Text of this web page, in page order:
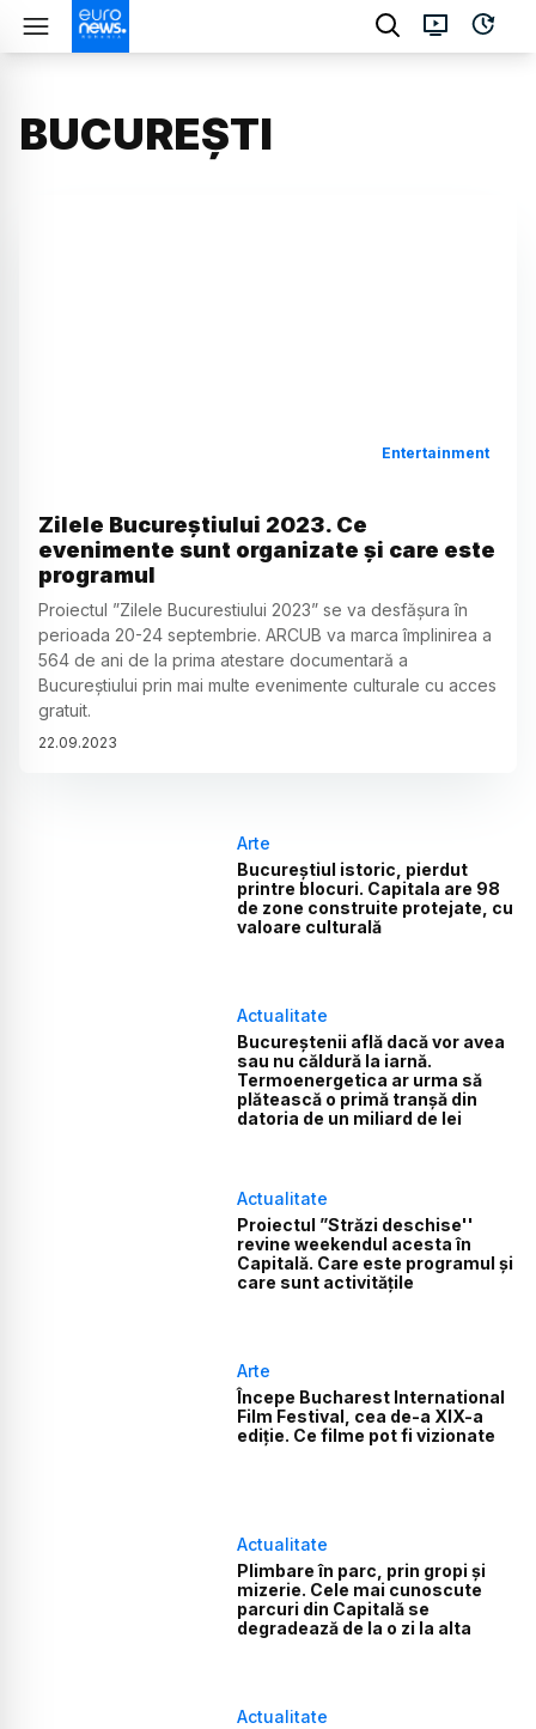
BUCUREȘTI
Entertainment
Zilele Bucureștiului 2023. Ce
evenimente sunt organizate și care este
programul
Proiectul ”Zilele Bucurestiului 2023” se va desfășura în
perioada 20-24 septembrie. ARCUB va marca împlinirea a
564 de ani de la prima atestare documentară a
Bucureştiului prin mai multe evenimente culturale cu acces
gratuit.
22.09.2023
Arte
Bucureștiul istoric, pierdut
printre blocuri. Capitala are 98
de zone construite protejate, cu
valoare culturală
Actualitate
Bucureștenii află dacă vor avea
sau nu căldură la iarnă.
Termoenergetica ar urma să
plătească o primă tranșă din
datoria de un miliard de lei
Actualitate
Proiectul ”Străzi deschise''
revine weekendul acesta în
Capitală. Care este programul și
care sunt activitățile
Arte
Începe Bucharest International
Film Festival, cea de-a XIX-a
ediție. Ce filme pot fi vizionate
Actualitate
Plimbare în parc, prin gropi și
mizerie. Cele mai cunoscute
parcuri din Capitală se
degradează de la o zi la alta
Actualitate